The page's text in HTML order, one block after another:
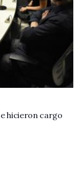
hicieron cargo